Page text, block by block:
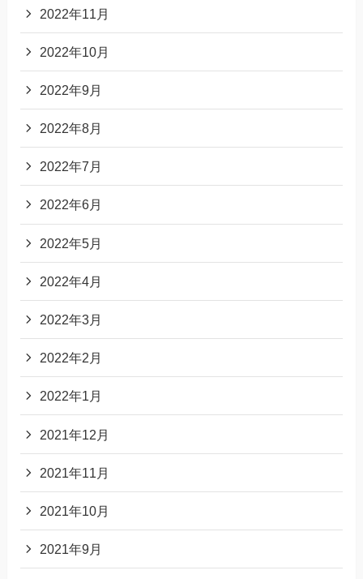
2022年11月
2022年10月
2022年9月
2022年8月
2022年7月
2022年6月
2022年5月
2022年4月
2022年3月
2022年2月
2022年1月
2021年12月
2021年11月
2021年10月
2021年9月